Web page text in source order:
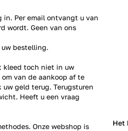
Per email ontvangt u van
wordt. Geen van ons
uw bestelling.
kleed toch niet in uw
van de aankoop af te
geld terug. Terugsturen
Heeft u een vraag
Onze webshop is
Het